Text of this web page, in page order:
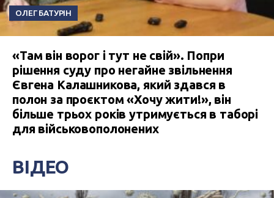
ОЛЕГ БАТУРІН
«Там він ворог і тут не свій». Попри
рішення суду про негайне звільнення
Євгена Калашникова, який здався в
полон за проєктом «Хочу жити!», він
більше трьох років утримується в таборі
для військовополонених
ВІДЕО